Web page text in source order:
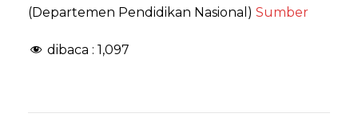
(Departemen Pendidikan Nasional) Sumber
dibaca : 1,097